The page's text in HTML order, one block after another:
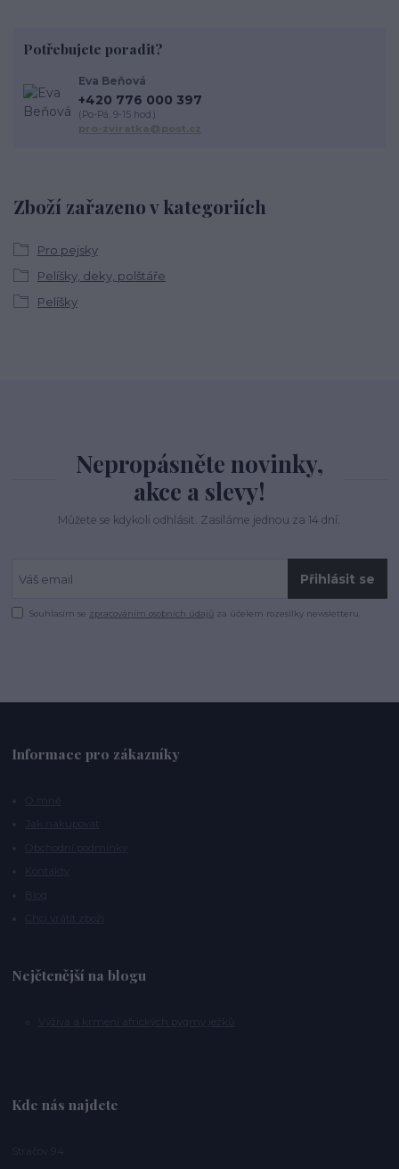
Zboží zařazeno v kategoriích
Pro pejsky
Pelíšky, deky, polštáře
Pelíšky
Potřebujete poradit?
Eva Beňová
+420 776 000 397
(Po-Pá, 9-15 hod.)
pro-zviratka@post.cz
Nepropásněte novinky,
akce a slevy!
Můžete se kdykoli odhlásit. Zasíláme jednou za 14 dní.
Přihlásit se
Souhlasím se zpracováním osobních údajů za účelem rozesílky newsletteru.
Informace pro zákazníky
Nejčtenější na blogu
Kde nás najdete